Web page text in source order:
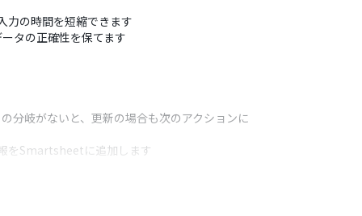
力の時間を短縮できます
タの正確性を保てます
分岐がないと、更新の場合も次のアクションに
をSmartsheetに追加します